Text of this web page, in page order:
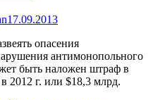
17.09.2013
опасения
антимонопольного
быть наложен штраф в
2012 г. или $18,3 млрд.